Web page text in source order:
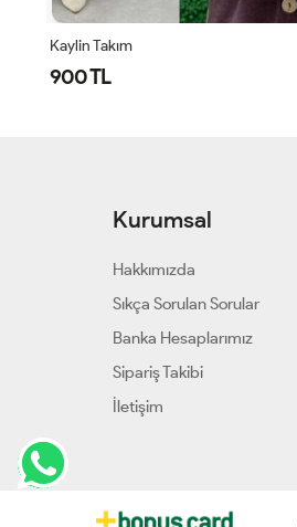
Kaylin Takım
900 TL
Kurumsal
Hakkımızda
Sıkça Sorulan Sorular
Banka Hesaplarımız
Sipariş Takibi
İletişim